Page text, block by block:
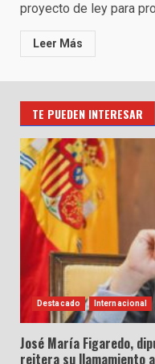
proyecto de ley para
Leer Más
TE PUEDEN INTERESAR
Destacado Internacional
José María Figaredo,
reitera su llamamiento